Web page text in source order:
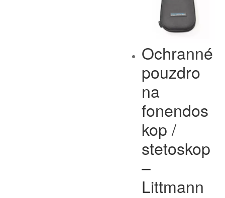
Ochranné
pouzdro
na
fonendos
kop /
stetoskop
–
Littmann